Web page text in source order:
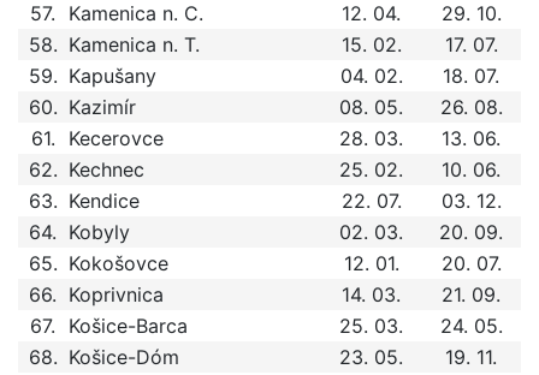
57.
Kamenica n. C. 12. 04.
29. 10.
58. Kamenica n. T. 15. 02.
17. 07.
59. Kapušany 04. 02.
18. 07.
60. Kazimír 08. 05.
26. 08.
61.
Kecerovce 28. 03.
13. 06.
62. Kechnec 25. 02.
10. 06.
63. Kendice 22. 07.
03. 12.
64. Kobyly 02. 03.
20. 09.
65. Kokošovce 12. 01.
20. 07.
66. Koprivnica 14. 03.
21. 09.
67.
Košice-Barca 25. 03.
24. 05.
68. Košice-Dóm 23. 05.
19. 11.